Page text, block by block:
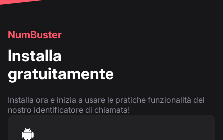
NumBuster
Installa
gratuitamente
Installa ora e inizia a usare le pratiche funzionalità del
nostro identificatore di chiamata!